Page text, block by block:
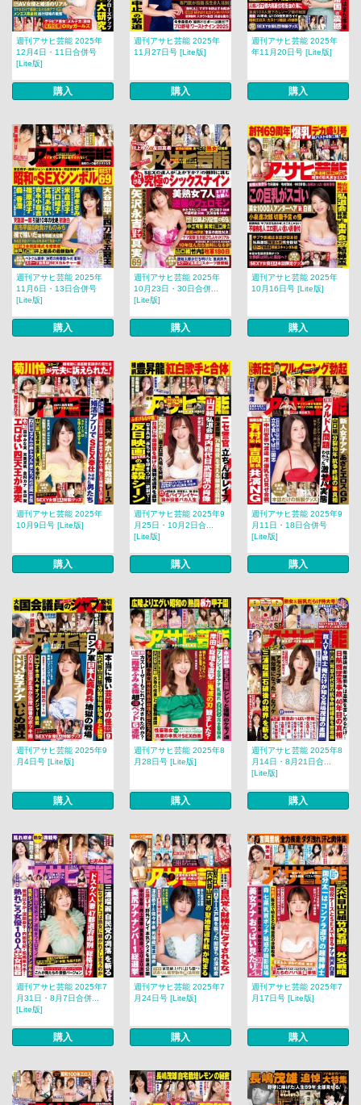
週刊アサヒ芸能 2025年
12月4日・11日合併号
[Lite版]
購入
週刊アサヒ芸能 2025年
11月27日号 [Lite版]
購入
週刊アサヒ芸能 2025年
年11月20日号 [Lite版]
購入
週刊アサヒ芸能 2025年
11月6日・13日合併号
[Lite版]
購入
週刊アサヒ芸能 2025年
10月23日・30日合併...
[Lite版]
購入
週刊アサヒ芸能 2025年
10月16日号 [Lite版]
購入
週刊アサヒ芸能 2025年
10月9日号 [Lite版]
購入
週刊アサヒ芸能 2025年9
月25日・10月2日合...
[Lite版]
購入
週刊アサヒ芸能 2025年9
月11日・18日合併号
[Lite版]
購入
週刊アサヒ芸能 2025年9
月4日号 [Lite版]
購入
週刊アサヒ芸能 2025年8
月28日号 [Lite版]
購入
週刊アサヒ芸能 2025年8
月14日・8月21日合...
[Lite版]
購入
週刊アサヒ芸能 2025年7
月31日・8月7日合併...
[Lite版]
購入
週刊アサヒ芸能 2025年7
月24日号 [Lite版]
購入
週刊アサヒ芸能 2025年7
月17日号 [Lite版]
購入